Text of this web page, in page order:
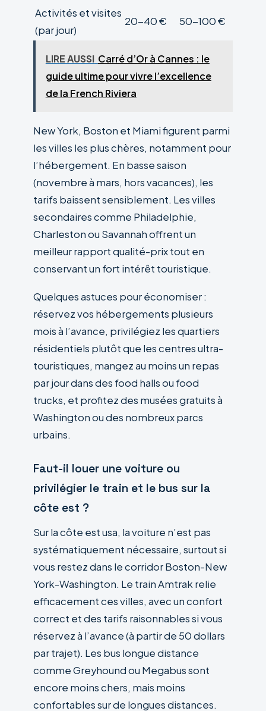
Activités et visites
(par jour)
20-40 € 50-100 €
LIRE AUSSI Carré d’Or à Cannes : le
guide ultime pour vivre l’excellence
de la French Riviera
New York, Boston et Miami figurent parmi
les villes les plus chères, notamment pour
l’hébergement. En basse saison
(novembre à mars, hors vacances), les
tarifs baissent sensiblement. Les villes
secondaires comme Philadelphie,
Charleston ou Savannah offrent un
meilleur rapport qualité-prix tout en
conservant un fort intérêt touristique.
Quelques astuces pour économiser :
réservez vos hébergements plusieurs
mois à l’avance, privilégiez les quartiers
résidentiels plutôt que les centres ultra-
touristiques, mangez au moins un repas
par jour dans des food halls ou food
trucks, et profitez des musées gratuits à
Washington ou des nombreux parcs
urbains.
Faut-il louer une voiture ou
privilégier le train et le bus sur la
côte est ?
Sur la côte est usa, la voiture n’est pas
systématiquement nécessaire, surtout si
vous restez dans le corridor Boston-New
York-Washington. Le train Amtrak relie
efficacement ces villes, avec un confort
correct et des tarifs raisonnables si vous
réservez à l’avance (à partir de 50 dollars
par trajet). Les bus longue distance
comme Greyhound ou Megabus sont
encore moins chers, mais moins
confortables sur de longues distances.